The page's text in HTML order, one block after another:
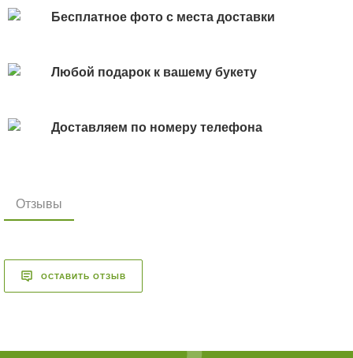
Бесплатное фото с места доставки
Любой подарок к вашему букету
Доставляем по номеру телефона
Отзывы
ОСТАВИТЬ ОТЗЫВ